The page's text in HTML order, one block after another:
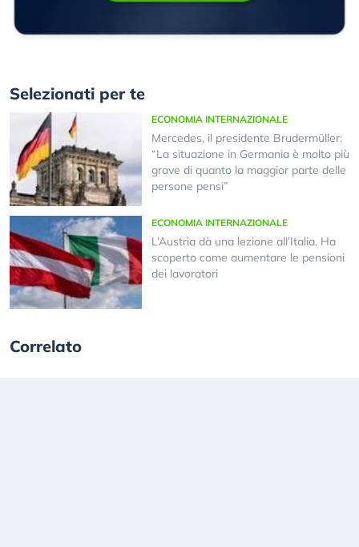
Selezionati per te
ECONOMIA INTERNAZIONALE
Mercedes, il presidente Brudermüller:
“La situazione in Germania è molto più
grave di quanto la maggior parte delle
persone pensi”
ECONOMIA INTERNAZIONALE
L’Austria dà una lezione all’Italia. Ha
scoperto come aumentare le pensioni
dei lavoratori
Correlato